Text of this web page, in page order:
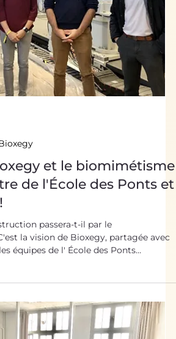
inspirées du vivant
de fournir au secteur de l’énergie, et
des techniques ingénieuses pour
cinq exemples
sélectionnés par nos équipes,
du vivant ! 1. Un accessoire pour
C’est en voyant un
PowerCone